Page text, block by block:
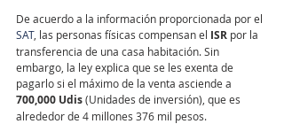
De acuerdo a la información proporcionada por el
SAT, las personas físicas compensan el ISR por la
transferencia de una casa habitación. Sin
embargo, la ley explica que se les exenta de
pagarlo si el máximo de la venta asciende a
700,000 Udis (Unidades de inversión), que es
alrededor de 4 millones 376 mil pesos.